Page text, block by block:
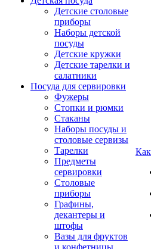
Детские столовые
приборы
Наборы детской
посуды
Детские кружки
Детские тарелки и
салатники
Посуда для сервировки
Фужеры
Стопки и рюмки
Стаканы
Наборы посуды и
столовые сервизы
Тарелки
Предметы
сервировки
Столовые
приборы
Графины,
декантеры и
штофы
Вазы для фруктов
и конфетницы